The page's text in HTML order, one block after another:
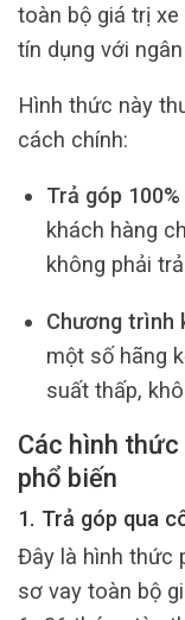
toàn bộ giá trị
tín dụng với
Hình thức này
cách chính:
Trả góp
khách hàng
không phải
Chương trình
một số hãng
suất thấp,
Các hình
phổ biến
1. Trả góp qua
Đây là hình thức
sơ vay toàn bộ